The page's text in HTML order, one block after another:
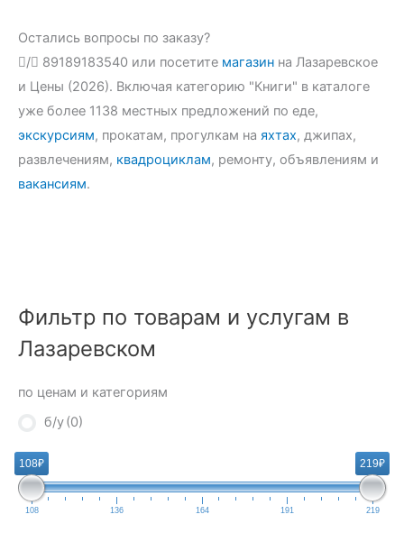
Фильтр по товарам и услугам в
Лазаревском
по ценам и категориям
б/у(0)
108₽ 219₽
108 136 164 191 219
Остались вопросы по заказу?
/
89189183540 или посетите магазин на Лазаревское
и Цены (2026). Включая категорию "Книги" в каталоге
уже более 1138 местных предложений по еде,
экскурсиям, прокатам, прогулкам на яхтах, джипах,
развлечениям, квадроциклам, ремонту, объявлениям и
вакансиям.